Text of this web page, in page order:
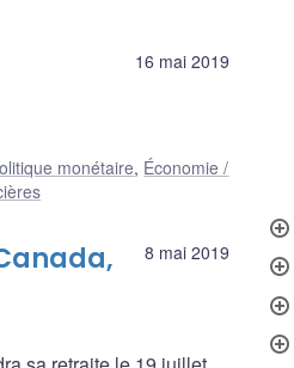
16 mai 2019
monétaire, Économie /
8 mai 2019